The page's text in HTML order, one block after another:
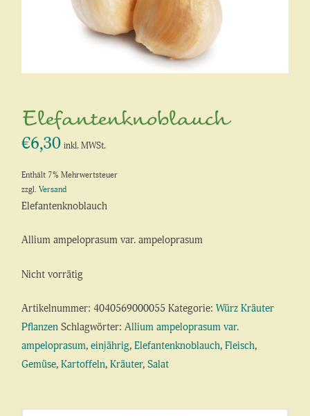
Elefantenknoblauch
€6,30 inkl. MWSt.
Enthält 7% Mehrwertsteuer
zzgl.Versand
Elefantenknoblauch
Allium ampeloprasum var. ampeloprasum
Nicht vorrätig
Artikelnummer:4040569000055 Kategorie:Würz Kräuter
Pflanzen Schlagwörter:Allium ampeloprasum var.
ampeloprasum,einjährig,Elefantenknoblauch,Fleisch,
Gemüse,Kartoffeln,Kräuter,Salat